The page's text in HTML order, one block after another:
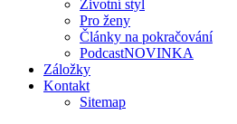
Životní styl
Pro ženy
Články na pokračování
PodcastNOVINKA
Záložky
Kontakt
Sitemap